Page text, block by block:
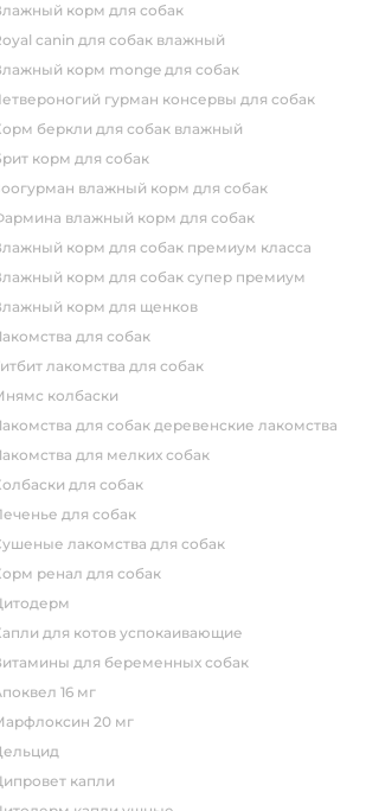
влажный корм для собак
royal canin для собак влажный
влажный корм monge для собак
четвероногий гурман консервы для собак
корм беркли для собак влажный
брит корм для собак
зоогурман влажный корм для собак
фармина влажный корм для собак
влажный корм для собак премиум класса
влажный корм для собак супер премиум
влажный корм для щенков
лакомства для собак
титбит лакомства для собак
мнямс колбаски
лакомства для собак деревенские лакомства
лакомства для мелких собак
колбаски для собак
печенье для собак
сушеные лакомства для собак
корм ренал для собак
цитодерм
капли для котов успокаивающие
витамины для беременных собак
апоквел 16 мг
марфлоксин 20 мг
дельцид
ципровет капли